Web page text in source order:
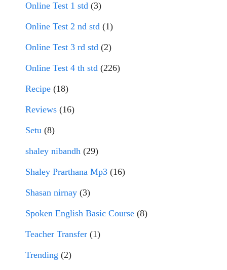
Online Test 1 std (3)
Online Test 2 nd std (1)
Online Test 3 rd std (2)
Online Test 4 th std (226)
Recipe (18)
Reviews (16)
Setu (8)
shaley nibandh (29)
Shaley Prarthana Mp3 (16)
Shasan nirnay (3)
Spoken English Basic Course (8)
Teacher Transfer (1)
Trending (2)